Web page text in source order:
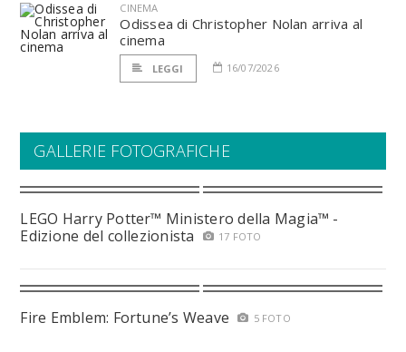
CINEMA
Odissea di Christopher Nolan arriva al
cinema
LEGGI 16/07/2026
GALLERIE FOTOGRAFICHE
LEGO Harry Potter™ Ministero della Magia™ -
Edizione del collezionista
17 FOTO
Fire Emblem: Fortune’s Weave 5 FOTO